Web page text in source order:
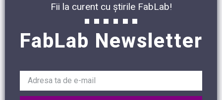
Fii la curent cu știrile FabLab!
FabLab Newsletter